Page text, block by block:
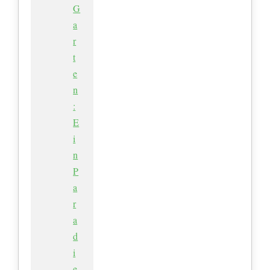
G
a
r
t
e
n
:
E
i
n
P
a
r
a
d
i